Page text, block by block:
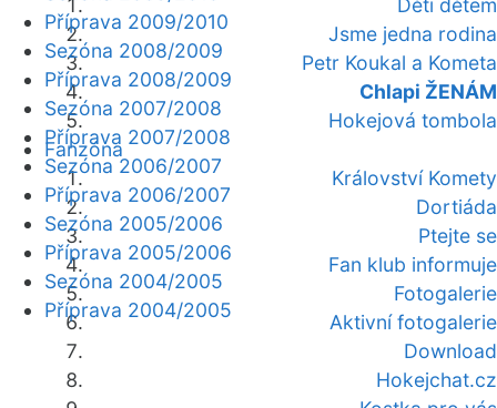
Děti dětem
Jsme jedna rodina
Petr Koukal a Kometa
Chlapi ŽENÁM
Hokejová tombola
Fanzóna
Království Komety
Dortiáda
Ptejte se
Fan klub informuje
Fotogalerie
Aktivní fotogalerie
Download
Hokejchat.cz
Příprava 2009/2010
Sezóna 2008/2009
Příprava 2008/2009
Sezóna 2007/2008
Příprava 2007/2008
Sezóna 2006/2007
Příprava 2006/2007
Sezóna 2005/2006
Příprava 2005/2006
Sezóna 2004/2005
Příprava 2004/2005